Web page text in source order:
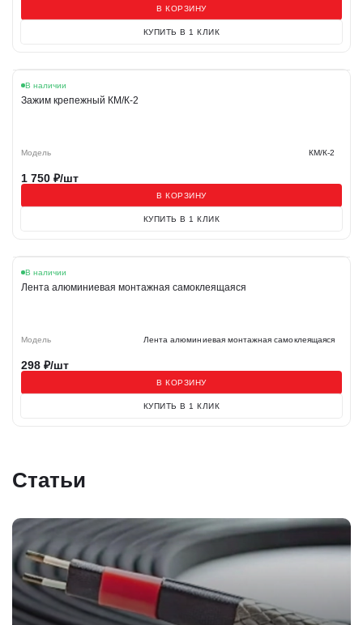
В КОРЗИНУ
КУПИТЬ В 1 КЛИК
В наличии
Зажим крепежный КМ/К-2
Модель КМ/К-2
1 750 ₽/шт
В КОРЗИНУ
КУПИТЬ В 1 КЛИК
В наличии
Лента алюминиевая монтажная самоклеящаяся
Модель Лента алюминиевая монтажная самоклеящаяся
298 ₽/шт
В КОРЗИНУ
КУПИТЬ В 1 КЛИК
Статьи